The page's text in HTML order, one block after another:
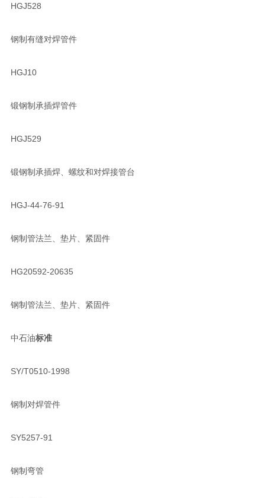
HGJ528
钢制有缝对焊管件
HGJ10
锻钢制承插焊管件
HGJ529
锻钢制承插焊、螺纹和对焊接管台
HGJ-44-76-91
钢制管法兰、垫片、紧固件
HG20592-20635
钢制管法兰、垫片、紧固件
中石油标准
SY/T0510-1998
钢制对焊管件
SY5257-91
钢制弯管